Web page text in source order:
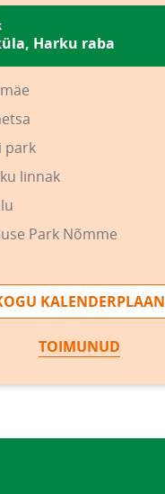
Harku raba
park
linnak
Park Nõmme
KALENDERPLAAN
TOIMUNUD